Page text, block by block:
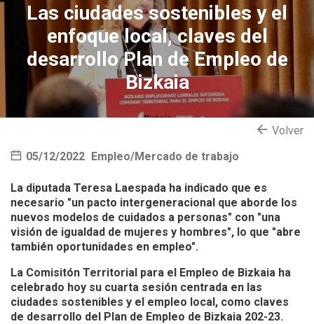
Las ciudades sostenibles y el
enfoque local, claves del
desarrollo Plan de Empleo de
Bizkaia
Volver
05/12/2022 Empleo/Mercado de trabajo
La diputada Teresa Laespada ha indicado que es
necesario "un pacto intergeneracional que aborde los
nuevos modelos de cuidados a personas" con "una
visión de igualdad de mujeres y hombres", lo que "abre
también oportunidades en empleo".
La Comisitón Territorial para el Empleo de Bizkaia ha
celebrado hoy su cuarta sesión centrada en las
ciudades sostenibles y el empleo local, como claves
de desarrollo del Plan de Empleo de Bizkaia 202-23.